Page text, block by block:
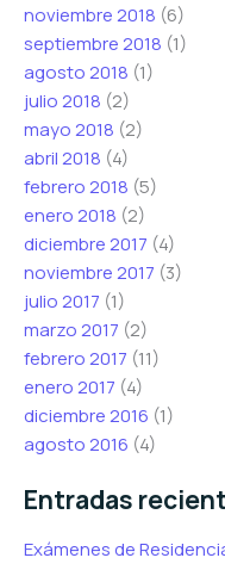
noviembre 2018 (6)
septiembre 2018 (1)
agosto 2018 (1)
julio 2018 (2)
mayo 2018 (2)
abril 2018 (4)
febrero 2018 (5)
enero 2018 (2)
diciembre 2017 (4)
noviembre 2017 (3)
julio 2017 (1)
marzo 2017 (2)
febrero 2017 (11)
enero 2017 (4)
diciembre 2016 (1)
agosto 2016 (4)
Entradas
Exámenes de